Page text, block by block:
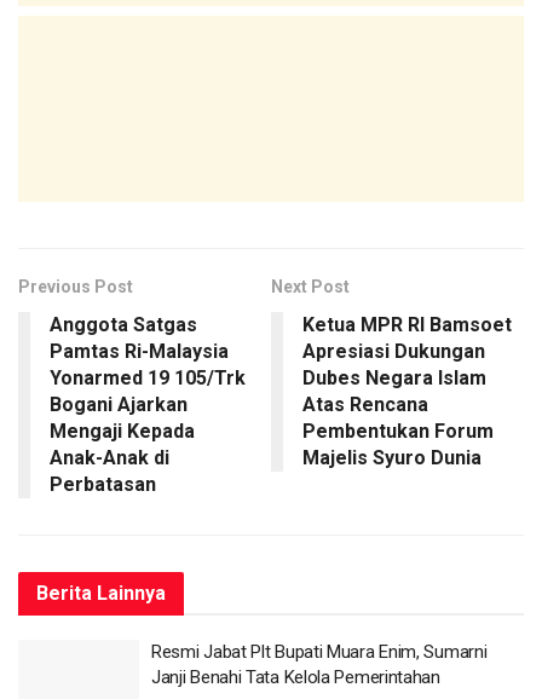
Previous Post
Anggota Satgas
Pamtas Ri-Malaysia
Yonarmed 19 105/Trk
Bogani Ajarkan
Mengaji Kepada
Anak-Anak di
Perbatasan
Next Post
Ketua MPR RI Bamsoet
Apresiasi Dukungan
Dubes Negara Islam
Atas Rencana
Pembentukan Forum
Majelis Syuro Dunia
Berita Lainnya
Resmi Jabat Plt Bupati Muara Enim, Sumarni
Janji Benahi Tata Kelola Pemerintahan